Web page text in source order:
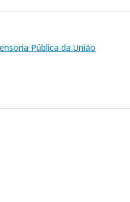
Pública da União